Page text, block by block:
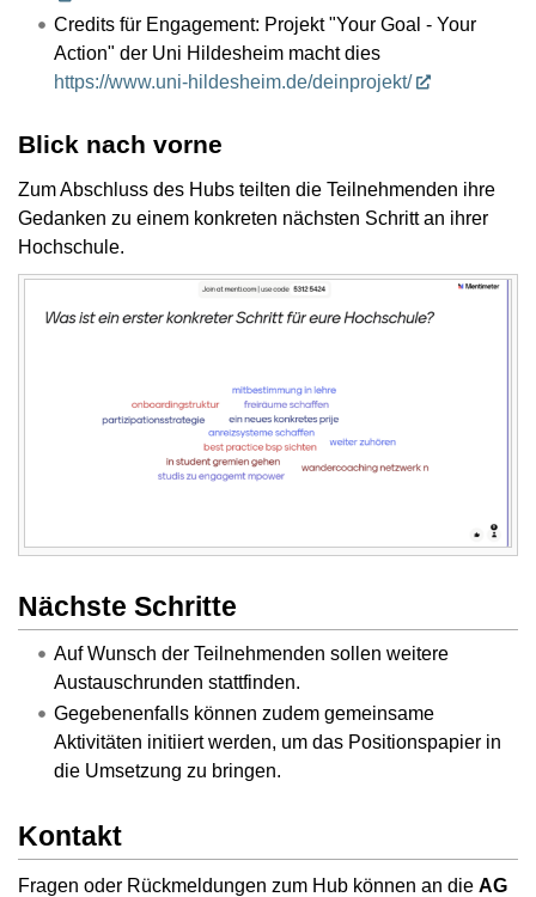
Credits für Engagement: Projekt "Your Goal - Your
Action" der Uni Hildesheim macht dies
https://www.uni-hildesheim.de/deinprojekt/
Blick nach vorne
Zum Abschluss des Hubs teilten die Teilnehmenden ihre
Gedanken zu einem konkreten nächsten Schritt an ihrer
Hochschule.
Nächste Schritte
Auf Wunsch der Teilnehmenden sollen weitere
Austauschrunden stattfinden.
Gegebenenfalls können zudem gemeinsame
Aktivitäten initiiert werden, um das Positionspapier in
die Umsetzung zu bringen.
Kontakt
Fragen oder Rückmeldungen zum Hub können an die AG